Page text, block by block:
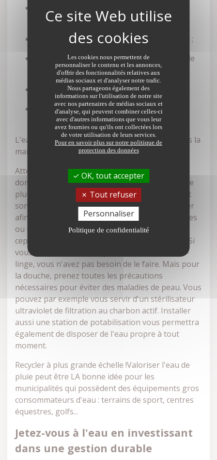
d'incendie.
le nettoyage de vos sols et de vos carreaux ;
l'évacuation des déchets des WC en guise de
chasse d'eau ;
la lessive de votre linge ;
pour alimenter des appareils
électroménagers.
L'eau recyclée a également toute son utilité dans la
maison pour :
Attention cependant à un usage de l'eau
domestique. Comparée à l'eau de source, l'eau de
pluie présente une meilleure qualité, mais, avant
son usage en toute sécurité, vous devez la traiter
afin d'éliminer les éventuelles bactéries, particules
ou matières organiques. Le traitement dépend
cependant de l'emploi que vous voulez en faire. Si
vous souhaitez l'utiliser pour les W.C. ou le lave-
linge, vous n'avez pas besoin de le faire. Mais pour
la douche, prenez toutes les précautions
nécessaires pour éviter des maladies de peau. Vous
pouvez par exemple vous servir d'un stérilisateur
ultraviolet de filtration au charbon actif. Installer
aussi une station de potabilisation vous permettra
également de disposer de l'eau propre à tout
moment.
Recycler à plus grande échelle !Valoriser l'eau de
pluie peut être LA bonne idée pour les
municipalités qui possèdent des équipements gros
consommateurs d'eau : terrains de sport, centres
équestres, golfs...
Jetez-vous à l'eau en investissant
dans une gestion durable
Les cookies nous permettent de
personnaliser le contenu et les annonces,
d'offrir des fonctionnalités relatives aux
médias sociaux et d'analyser notre trafic.
Nous partageons également des
informations sur l'utilisation de notre site
avec nos partenaires de médias sociaux et
d'analyse, qui peuvent combiner celles-ci
avec d'autres informations que vous leur
avez fournies ou qu'ils ont collectées lors
de votre utilisation de leurs services.
Pour en savoir plus sur notre politique de
protection des données
OK, tout accepter
Tout refuser
Personnaliser
Politique de confidentialité